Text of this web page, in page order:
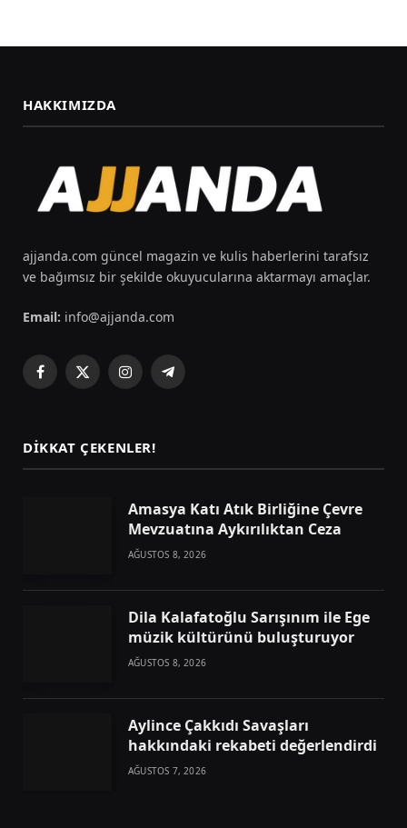
HAKKIMIZDA
ajjanda.com güncel magazin ve kulis haberlerini tarafsız
ve bağımsız bir şekilde okuyucularına aktarmayı amaçlar.
Email: info@ajjanda.com
Facebook
X
InstagramTelegram
DIKKAT ÇEKENLER!
Amasya Katı Atık Birliğine Çevre
Mevzuatına Aykırılıktan Ceza
AĞUSTOS 8, 2026
Dila Kalafatoğlu Sarışınım ile Ege
müzik kültürünü buluşturuyor
AĞUSTOS 8, 2026
Aylince Çakkıdı Savaşları
hakkındaki rekabeti değerlendirdi
AĞUSTOS 7, 2026